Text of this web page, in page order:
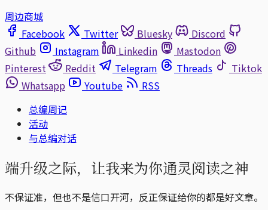
周边商城
Facebook
Twitter Bluesky
Discord
Github
Instagram Linkedin
Mastodon
Pinterest
Reddit Telegram Threads
Tiktok
Whatsapp
Youtube
RSS
总编周记
活动
与总编对话
端升级之际，让我来为你通灵阅读之神
不保证准，但也不是信口开河，反正保证给你的都是好文章。